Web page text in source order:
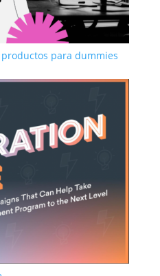
para dummies